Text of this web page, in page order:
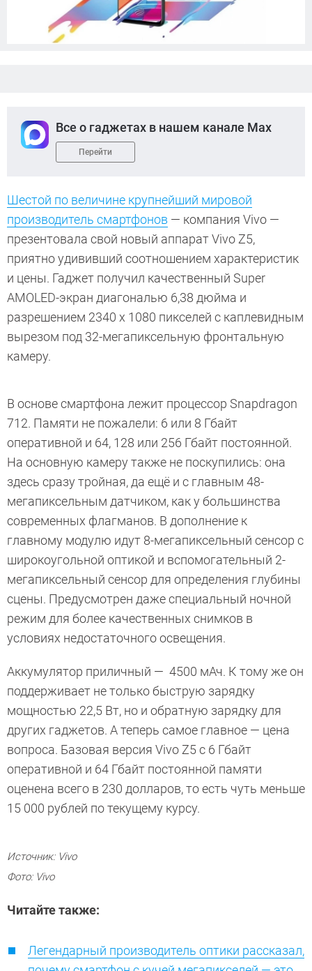
Все о гаджетах в нашем канале Max
Перейти
Шестой по величине крупнейший мировой
производитель смартфонов — компания Vivo —
презентовала свой новый аппарат Vivo Z5,
приятно удививший соотношением характеристик
и цены. Гаджет получил качественный Super
AMOLED-экран диагональю 6,38 дюйма и
разрешением 2340 х 1080 пикселей с каплевидным
вырезом под 32-мегапиксельную фронтальную
камеру.
В основе смартфона лежит процессор Snapdragon
712. Памяти не пожалели: 6 или 8 Гбайт
оперативной и 64, 128 или 256 Гбайт постоянной.
На основную камеру также не поскупились: она
здесь сразу тройная, да ещё и с главным 48-
мегапиксельным датчиком, как у большинства
современных флагманов. В дополнение к
главному модулю идут 8-мегапиксельный сенсор с
широкоугольной оптикой и вспомогательный 2-
мегапиксельный сенсор для определения глубины
сцены. Предусмотрен даже специальный ночной
режим для более качественных снимков в
условиях недостаточного освещения.
Аккумулятор приличный — 4500 мАч. К тому же он
поддерживает не только быструю зарядку
мощностью 22,5 Вт, но и обратную зарядку для
других гаджетов. А теперь самое главное — цена
вопроса. Базовая версия Vivo Z5 с 6 Гбайт
оперативной и 64 Гбайт постоянной памяти
оценена всего в 230 долларов, то есть чуть меньше
15 000 рублей по текущему курсу.
Источник: Vivo
Фото: Vivo
Читайте также:
Легендарный производитель оптики рассказал,